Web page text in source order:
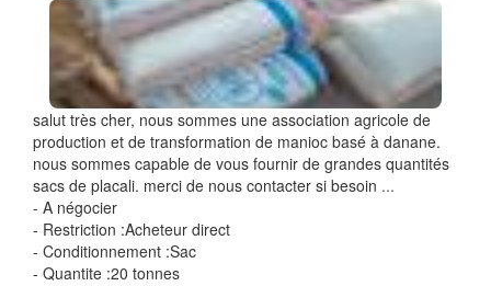
salut très cher, nous sommes une association agricole de
production et de transformation de manioc basé à danane.
nous sommes capable de vous fournir de grandes quantités
sacs de placali. merci de nous contacter si besoin ...
- A négocier
- Restriction :Acheteur direct
- Conditionnement :Sac
- Quantite :20 tonnes